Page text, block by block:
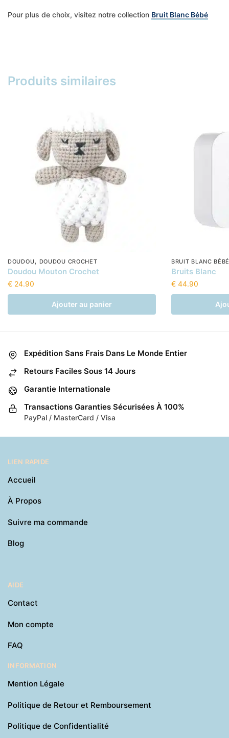
Pour plus de choix, visitez notre collection Bruit Blanc Bébé
Produits similaires
DOUDOU, DOUDOU CROCHET
Doudou Mouton Crochet
€ 24.90
Ajouter au panier
BRUIT BLANC
Bruits Blanc
€ 44.90
Expédition Sans Frais Dans Le Monde Entier
Retours Faciles Sous 14 Jours
Garantie Internationale
Transactions Garanties Sécurisées À 100%
PayPal / MasterCard / Visa
LIEN RAPIDE
Accueil
À Propos
Suivre ma commande
Blog
AIDE
Contact
Mon compte
FAQ
INFORMATION
Mention Légale
Politique de Retour et Remboursement
Politique de Confidentialité